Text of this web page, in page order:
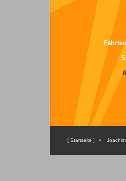
[ Startseite ] • Joachim